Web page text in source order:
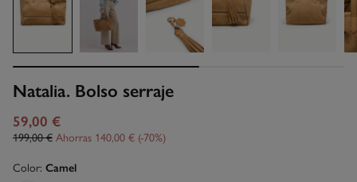
Natalia. Bolso serraje
59,00 €
199,00 € Ahorras 140,00 € 70
Color: Camel